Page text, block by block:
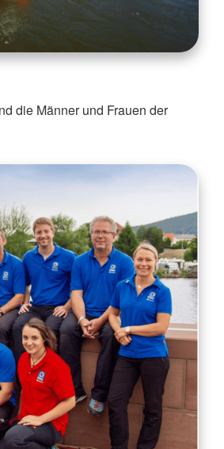
die Männer und Frauen der